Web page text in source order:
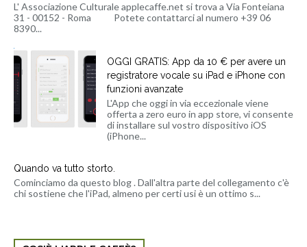
L' Associazione Culturale applecaffe.net si trova a Via Fonteiana
31 - 00152 - Roma Potete contattarci al numero +39 06
8390...
OGGI GRATIS: App da 10 € per avere un
registratore vocale su iPad e iPhone con
funzioni avanzate
L'App che oggi in via eccezionale viene
offerta a zero euro in app store, vi consente
di installare sul vostro dispositivo iOS
(iPhone...
Quando va tutto storto.
Cominciamo da questo blog . Dall'altra parte del collegamento c'è
chi sostiene che l'iPad, almeno per certi usi è un ottimo s...